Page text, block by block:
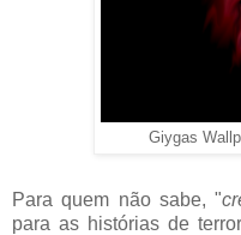
Giygas
Para quem não sabe, "
para as histórias de